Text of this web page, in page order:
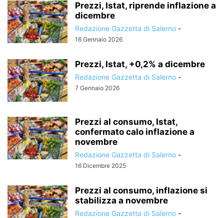
Prezzi, Istat, riprende inflazione a
dicembre
Redazione Gazzetta di Salerno -
16 Gennaio 2026
Prezzi, Istat, +0,2% a dicembre
Redazione Gazzetta di Salerno -
7 Gennaio 2026
Prezzi al consumo, Istat,
confermato calo inflazione a
novembre
Redazione Gazzetta di Salerno -
16 Dicembre 2025
Prezzi al consumo, inflazione si
stabilizza a novembre
Redazione Gazzetta di Salerno -